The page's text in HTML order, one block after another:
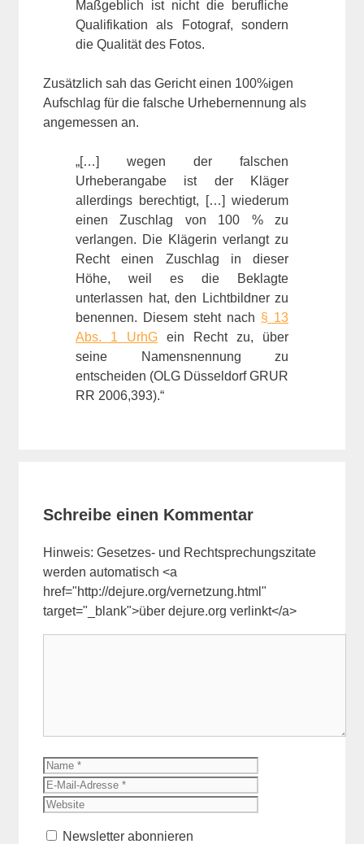
Maßgeblich ist nicht die berufliche
Qualifikation als Fotograf, sondern
die Qualität des Fotos.
Zusätzlich sah das Gericht einen 100%igen
Aufschlag für die falsche Urhebernennung als
angemessen an.
„[…] wegen der falschen
Urheberangabe ist der Kläger
allerdings berechtigt, […] wiederum
einen Zuschlag von 100 % zu
verlangen. Die Klägerin verlangt zu
Recht einen Zuschlag in dieser
Höhe, weil es die Beklagte
unterlassen hat, den Lichtbildner zu
benennen. Diesem steht nach § 13
Abs. 1 UrhG ein Recht zu, über
seine Namensnennung zu
entscheiden (OLG Düsseldorf GRUR
RR 2006,393).“
Schreibe einen Kommentar
Hinweis: Gesetzes- und Rechtsprechungszitate
werden automatisch <a
href="http://dejure.org/vernetzung.html"
target="_blank">über dejure.org verlinkt</a>
Name
Newsletter abonnieren